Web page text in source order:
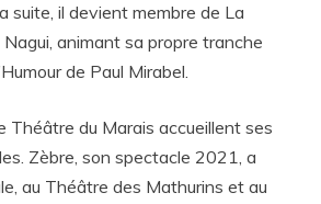
suite, il devient membre de La
animant sa propre tranche
de Paul Mirabel.
Théâtre du Marais accueillent ses
Zèbre, son spectacle 2021, a
au Théâtre des Mathurins et au